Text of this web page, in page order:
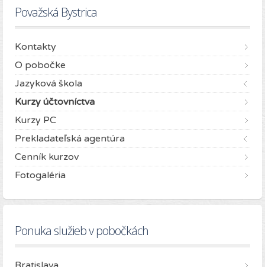
Považská Bystrica
Kontakty
O pobočke
Jazyková škola
Kurzy účtovníctva
Kurzy PC
Prekladateľská agentúra
Cenník kurzov
Fotogaléria
Ponuka služieb v pobočkách